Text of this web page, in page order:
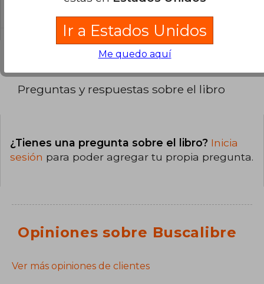
Preguntas y respuestas sobre el libro
¿Tienes una pregunta sobre el libro? Inicia
sesión para poder agregar tu propia pregunta.
Opiniones sobre Buscalibre
Ver más opiniones de clientes
Ir a Estados Unidos
Me quedo aquí